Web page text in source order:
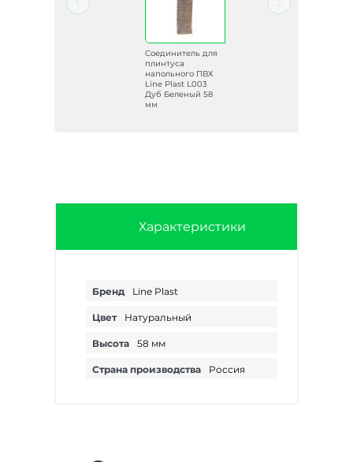
Соединитель для
плинтуса
напольного ПВХ
Line Plast L003
Дуб Беленый 58
мм
Характеристики
Бренд Line Plast
Цвет Натуральный
Высота 58 мм
Страна производства Россия